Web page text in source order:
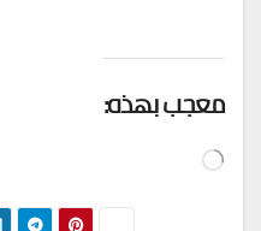
معجب بهذه:
جاري